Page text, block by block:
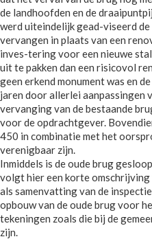
de landhoofden en de
werd uiteindelijk gead-viseerd
vervangen in plaats van een
inves-tering voor een nieuwe
uit te pakken dan een risicovol
geen erkend monument was en
jaren door allerlei aanpassingen
vervanging van de bestaande
voor de opdrachtgever.
450 in combinatie met het
verenigbaar zijn.
Inmiddels is de oude brug
volgt hier een korte omschrijving
als samenvatting van de
opbouw van de oude brug voor
tekeningen zoals die bij de
zijn.